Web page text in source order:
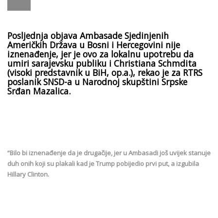
Posljednja objava Ambasade Sjedinjenih
Američkih Država u Bosni i Hercegovini nije
iznenađenje, jer je ovo za lokalnu upotrebu da
umiri sarajevsku publiku i Christiana Schmdita
(visoki predstavnik u BiH, op.a.), rekao je za RTRS
poslanik SNSD-a u Narodnoj skupštini Srpske
Srđan Mazalica.
“Bilo bi iznenađenje da je drugačije, jer u Ambasadi još uvijek stanuje
duh onih koji su plakali kad je Trump pobijedio prvi put, a izgubila
Hillary Clinton.